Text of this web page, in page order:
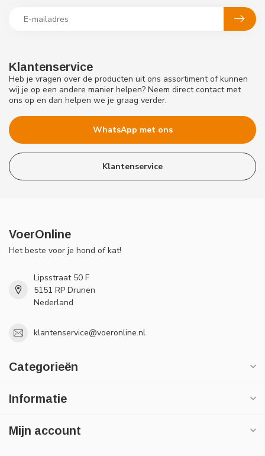
Klantenservice
Heb je vragen over de producten uit ons assortiment of kunnen
wij je op een andere manier helpen? Neem direct contact met
ons op en dan helpen we je graag verder.
WhatsApp met ons
Klantenservice
VoerOnline
Het beste voor je hond of kat!
Lipsstraat 50 F
5151 RP Drunen
Nederland
klantenservice@voeronline.nl
Categorieën
Informatie
Mijn account